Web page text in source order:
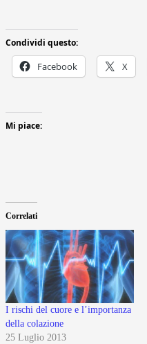
Condividi questo:
Facebook X
Mi piace:
Correlati
I rischi del cuore e l’importanza
della colazione
25 Luglio 2013